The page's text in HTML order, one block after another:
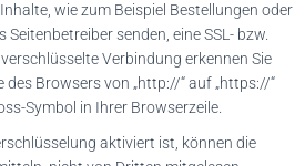
wie zum Beispiel Bestellungen oder
senden, eine SSL- bzw.
Verbindung erkennen Sie
des Browsers von „http://“ auf „https://“
Symbol in Ihrer Browserzeile.
aktiviert ist, können die